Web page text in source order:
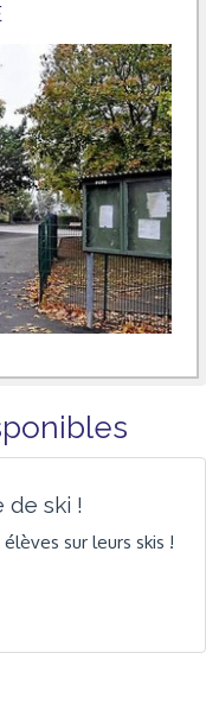
de ski !
sur leurs skis !